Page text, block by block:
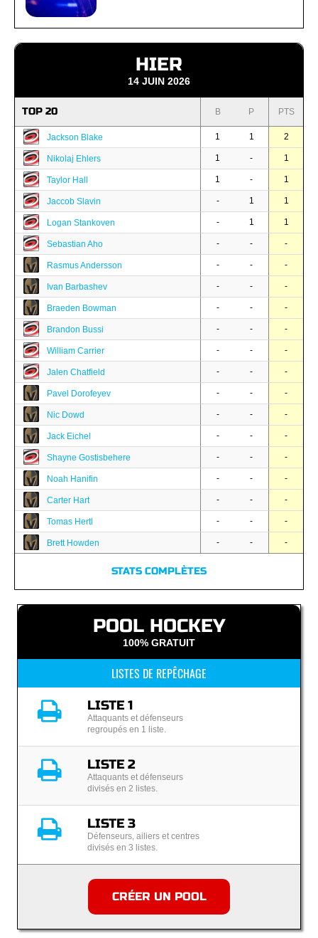
HIER
14 JUIN 2026
TOP 20 B P PTS
Jackson Blake 1 1 2
Nikolaj Ehlers 1 - 1
Taylor Hall 1 - 1
Jaccob Slavin - 1 1
Logan Stankoven - 1 1
Sebastian Aho - - -
Rasmus Andersson - - -
Ivan Barbashev - - -
Braeden Bowman - - -
Brandon Bussi - - -
William Carrier - - -
Jalen Chatfield - - -
Pavel Dorofeyev - - -
Nic Dowd - - -
Jack Eichel - - -
Shayne Gostisbehere - - -
Noah Hanifin - - -
Carter Hart - - -
Tomas Hertl - - -
Brett Howden - - -
STATS COMPLÈTES
POOL HOCKEY
100% GRATUIT
LISTES DE REPÊCHAGE
LISTE 1
Attaquants et défenseurs
regroupés en 1 liste.
LISTE 2
Attaquants et défenseurs
divisés en 2 listes.
LISTE 3
Défenseurs, ailiers et centres
divisés en 3 listes.
CRÉER UN POOL